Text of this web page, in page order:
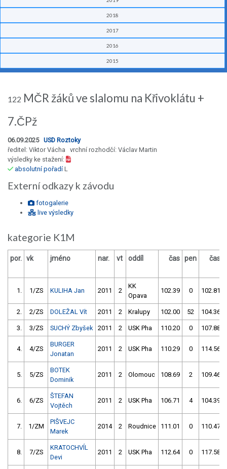
2018
2017
2016
2015
122 MČR žáků ve slalomu na Křivoklátu +
7.ČPž
06.09.2025 USD Roztoky
ředitel: Viktor Vácha vrchní rozhodčí: Václav Martin
výsledky ke stažení:
absolutní pořadíL
Externí odkazy k závodu
fotogalerie
live výsledky
kategorie K1M
por. vk jméno nar. vt oddíl čas pen čas
1. 1/ZS KULIHA Jan 2011 2
KK
Opava
102.39 0 102.81
2. 2/ZS DOLEŽAL Vít 2011 2 Kralupy 102.00 52 104.36
3. 3/ZS SUCHÝ Zbyšek 2011 2 USK Pha 110.20 0 107.88
4. 4/ZS
BURGER
Jonatan
2011 2 USK Pha 110.29 0 114.56
5. 5/ZS
BOTEK
Dominik
2011 2 Olomouc 108.69 2 109.46
6. 6/ZS
ŠTEFAN
Vojtěch
2011 2 USK Pha 106.71 4 104.39
7. 1/ZM
PIŠVEJC
Marek
2014 2 Roudnice 111.01 0 110.47
8. 7/ZS
KRATOCHVÍL
Devi
2011 2 USK Pha 112.64 0 117.58